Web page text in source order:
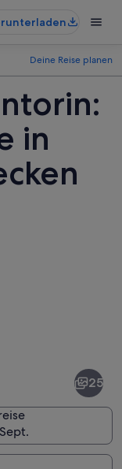
Deine Reise planen
in
25